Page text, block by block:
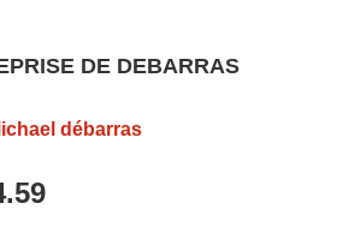
DE DEBARRAS
débarras